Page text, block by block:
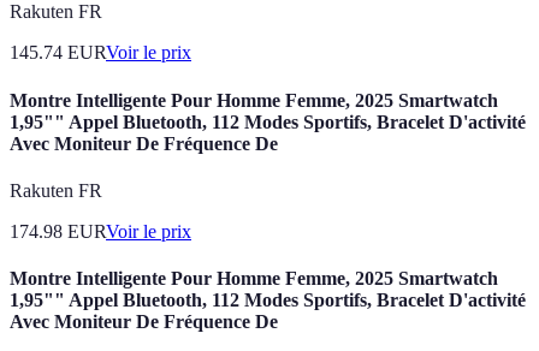
Rakuten FR
145.74 EURVoir le prix
Montre Intelligente Pour Homme Femme, 2025 Smartwatch
1,95"" Appel Bluetooth, 112 Modes Sportifs, Bracelet D'activité
Avec Moniteur De Fréquence De
Rakuten FR
174.98 EURVoir le prix
Montre Intelligente Pour Homme Femme, 2025 Smartwatch
1,95"" Appel Bluetooth, 112 Modes Sportifs, Bracelet D'activité
Avec Moniteur De Fréquence De